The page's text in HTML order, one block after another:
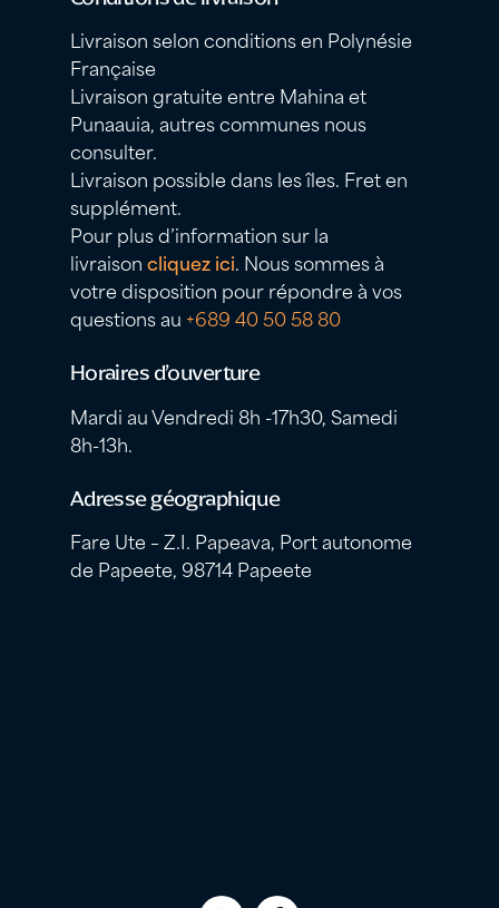
Livraison selon conditions en Polynésie
Française
Livraison gratuite entre Mahina et
Punaauia, autres communes nous
consulter.
Livraison possible dans les îles. Fret en
supplément.
Pour plus d’information sur la
livraisoncliquez ici. Nous sommes à
votre disposition pour répondre à vos
questions au +689 40 50 58 80
Horaires d’ouverture
Mardi au Vendredi 8h -17h30, Samedi
8h-13h.
Adresse géographique
Fare Ute – Z.I. Papeava, Port autonome
de Papeete, 98714 Papeete